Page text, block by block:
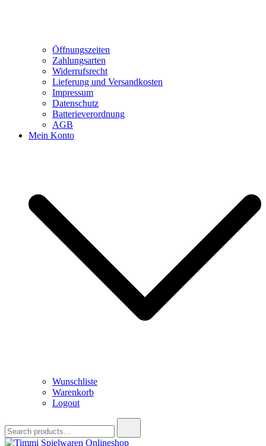
Öffnungszeiten
Zahlungsarten
Widerrufsrecht
Lieferung und Versandkosten
Impressum
Datenschutz
Batterieverordnung
AGB
Mein Konto
Wunschliste
Warenkorb
Logout
for: